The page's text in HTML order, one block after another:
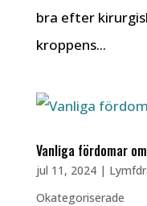
bra efter
kroppens...
Vanliga fördomar
jul 11, 2024|
Okategoriserade